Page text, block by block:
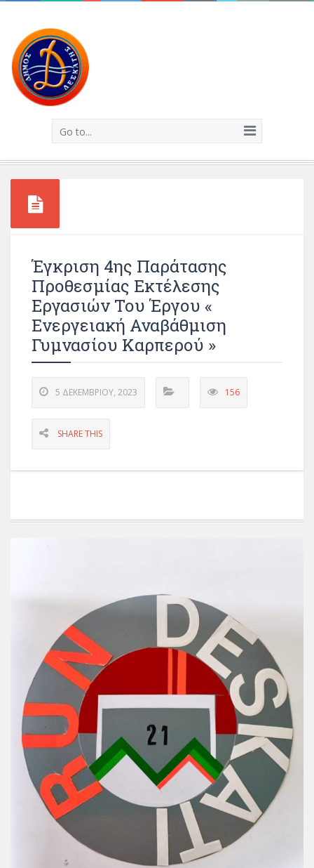
Go to...
Έγκριση 4ης Παράτασης
Προθεσμίας Εκτέλεσης
Εργασιών Του Έργου «
Ενεργειακή Αναβάθμιση
Γυμνασίου Καρπερού »
5 ΔΕΚΕΜΒΡΊΟΥ, 2023 156
SHARE THIS